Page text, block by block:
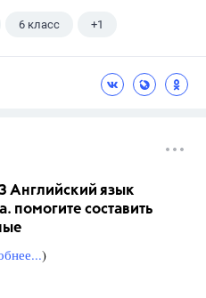
6 класс +1
Английский язык
помогите составить
)